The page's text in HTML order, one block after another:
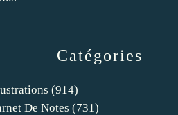
Catégories
(914)
De Notes (731)